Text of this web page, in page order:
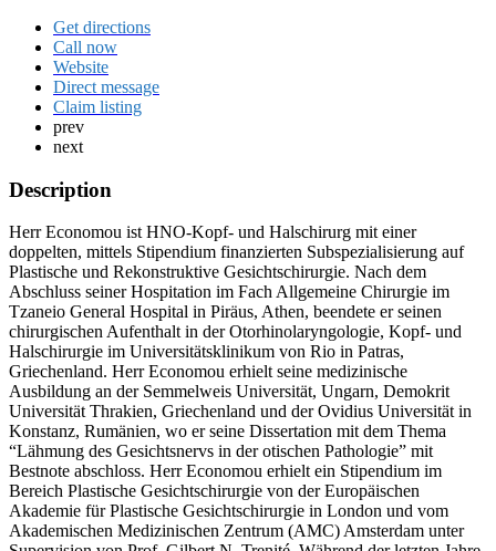
Get directions
Call now
Website
Direct message
Claim listing
prev
next
Description
Herr Economou ist HNO-Kopf- und Halschirurg mit einer
doppelten, mittels Stipendium finanzierten Subspezialisierung auf
Plastische und Rekonstruktive Gesichtschirurgie. Nach dem
Abschluss seiner Hospitation im Fach Allgemeine Chirurgie im
Tzaneio General Hospital in Piräus, Athen, beendete er seinen
chirurgischen Aufenthalt in der Otorhinolaryngologie, Kopf- und
Halschirurgie im Universitätsklinikum von Rio in Patras,
Griechenland. Herr Economou erhielt seine medizinische
Ausbildung an der Semmelweis Universität, Ungarn, Demokrit
Universität Thrakien, Griechenland und der Ovidius Universität in
Konstanz, Rumänien, wo er seine Dissertation mit dem Thema
“Lähmung des Gesichtsnervs in der otischen Pathologie” mit
Bestnote abschloss. Herr Economou erhielt ein Stipendium im
Bereich Plastische Gesichtschirurgie von der Europäischen
Akademie für Plastische Gesichtschirurgie in London und vom
Akademischen Medizinischen Zentrum (AMC) Amsterdam unter